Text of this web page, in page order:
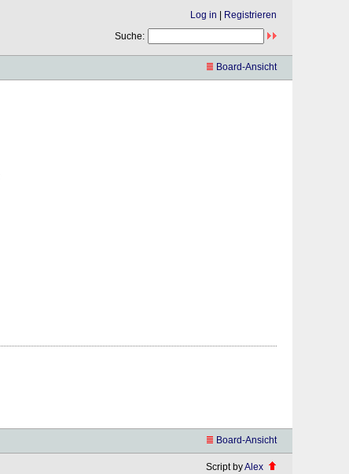
Log in
Registrieren
Suche:
Board-Ansicht
Board-Ansicht
Script byAlex